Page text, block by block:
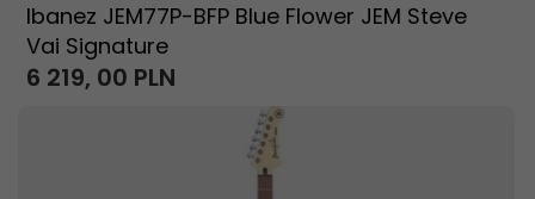
Ibanez JEM77P-BFP Blue Flower JEM Steve
Vai Signature
6 219, 00 PLN